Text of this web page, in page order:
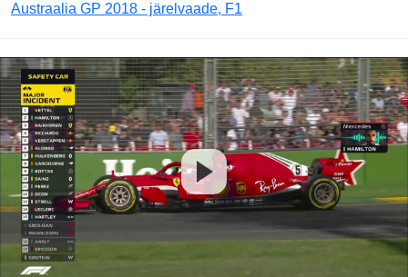
Austraalia GP 2018 - järelvaade, F1